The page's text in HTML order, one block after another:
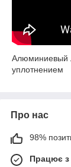
Алюминиевый
уплотнением
Про нас
98%
Працює з